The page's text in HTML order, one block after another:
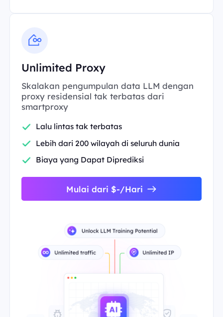
Unlimited Proxy
Skalakan pengumpulan data LLM dengan
proxy residensial tak terbatas dari
smartproxy
Lalu lintas tak terbatas
Lebih dari 200 wilayah di seluruh dunia
Biaya yang Dapat Diprediksi
Mulai dari $-/Hari